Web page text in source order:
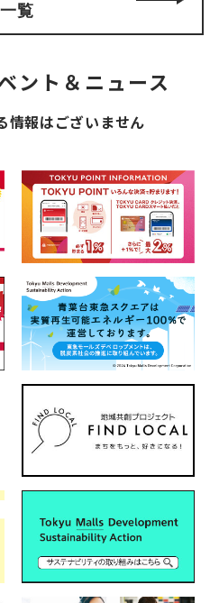
一覧
ント＆ニュース
情報はございません